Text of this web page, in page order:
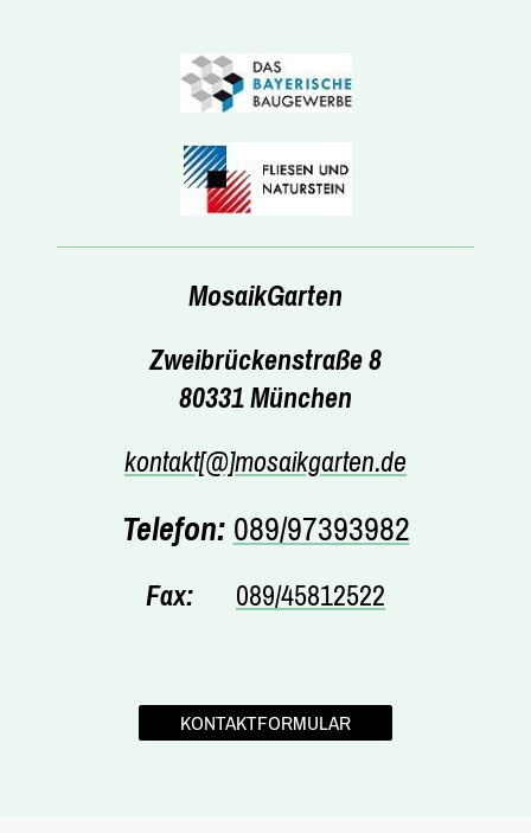
MosaikGarten
Zweibrückenstraße 8
80331 München
kontakt[@]mosaikgarten.de
Telefon: 089/97393982
Fax: 089/45812522
KONTAKTFORMULAR